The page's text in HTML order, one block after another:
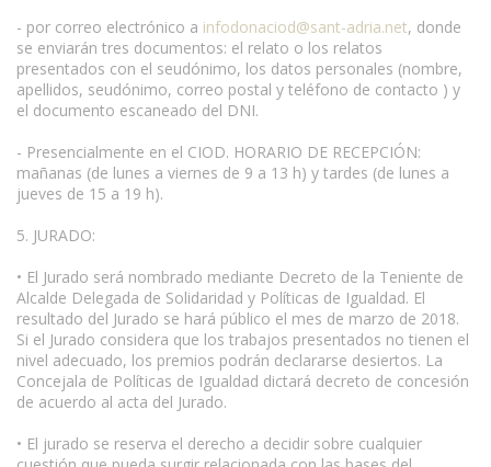
- por correo electrónico a infodonaciod@sant-adria.net, donde
se enviarán tres documentos: el relato o los relatos
presentados con el seudónimo, los datos personales (nombre,
apellidos, seudónimo, correo postal y teléfono de contacto ) y
el documento escaneado del DNI.
- Presencialmente en el CIOD. HORARIO DE RECEPCIÓN:
mañanas (de lunes a viernes de 9 a 13 h) y tardes (de lunes a
jueves de 15 a 19 h).
5. JURADO:
• El Jurado será nombrado mediante Decreto de la Teniente de
Alcalde Delegada de Solidaridad y Políticas de Igualdad. El
resultado del Jurado se hará público el mes de marzo de 2018.
Si el Jurado considera que los trabajos presentados no tienen el
nivel adecuado, los premios podrán declararse desiertos. La
Concejala de Políticas de Igualdad dictará decreto de concesión
de acuerdo al acta del Jurado.
• El jurado se reserva el derecho a decidir sobre cualquier